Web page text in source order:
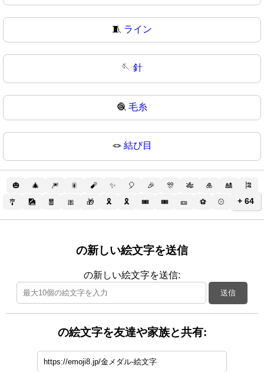
🧵 ライン
🪡 針
🧶 毛糸
🪢 結び目
🎃 🎄 🎆 🎇 🧨 ✨ 🎈 🎉 🎊 🎋 🎍 🎎
🎏
🎐
🎑 🧧 🎀 🎁 🎗️ 🎗 🎟️ 🎟 🎫 ⚽ ⚾ + 64
の新しい絵文字を送信
の新しい絵文字を送信:
送信
の絵文字を友達や家族と共有: